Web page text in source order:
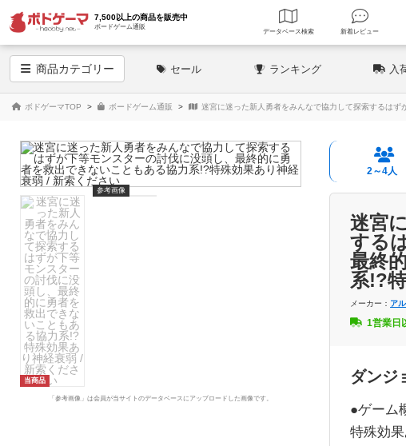
7,500以上の商品を販売中
ボードゲーム通販
データベース 検索 新着レ
商品カテゴリー セール ランキング 入
ボドゲーマTOP ボードゲーム通販 迷宮に迷った新人勇者をみんなで協力して探索するは
当商品
参考画像
「参考画像」は会員が当サイトのデータベースにアップロードした画像です。
2～4人
迷宮
する
最終
系!?
メーカー： ア
1営業日
ダンジ
●ゲーム
特殊効